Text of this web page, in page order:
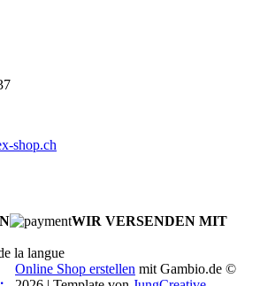
shop.ch
WIR VERSENDEN MIT
la langue
Online Shop erstellen mit Gambio.de ©